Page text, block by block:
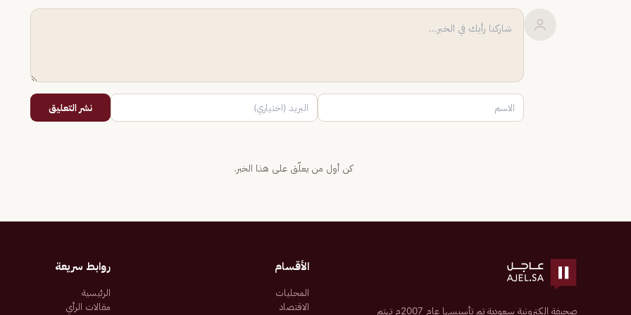
نشر التعليق
كن أول من يعلّق على هذا الخبر.
صحيفة إلكترونية سعودية تم تأسيسها عام 2007م تهتم
الأقسام
المحليات
الاقتصاد
روابط سريعة
الرئيسية
مقالات الرأي